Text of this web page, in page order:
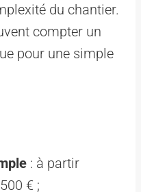
du chantier.
compter un
pour une simple
: à partir
€ ;